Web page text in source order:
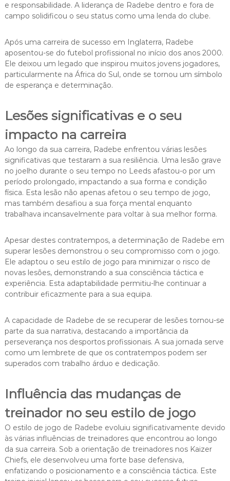
e responsabilidade. A liderança de Radebe dentro e fora de
campo solidificou o seu status como uma lenda do clube.
Após uma carreira de sucesso em Inglaterra, Radebe
aposentou-se do futebol profissional no início dos anos 2000.
Ele deixou um legado que inspirou muitos jovens jogadores,
particularmente na África do Sul, onde se tornou um símbolo
de esperança e determinação.
Lesões significativas e o seu
impacto na carreira
Ao longo da sua carreira, Radebe enfrentou várias lesões
significativas que testaram a sua resiliência. Uma lesão grave
no joelho durante o seu tempo no Leeds afastou-o por um
período prolongado, impactando a sua forma e condição
física. Esta lesão não apenas afetou o seu tempo de jogo,
mas também desafiou a sua força mental enquanto
trabalhava incansavelmente para voltar à sua melhor forma.
Apesar destes contratempos, a determinação de Radebe em
superar lesões demonstrou o seu compromisso com o jogo.
Ele adaptou o seu estilo de jogo para minimizar o risco de
novas lesões, demonstrando a sua consciência táctica e
experiência. Esta adaptabilidade permitiu-lhe continuar a
contribuir eficazmente para a sua equipa.
A capacidade de Radebe de se recuperar de lesões tornou-se
parte da sua narrativa, destacando a importância da
perseverança nos desportos profissionais. A sua jornada serve
como um lembrete de que os contratempos podem ser
superados com trabalho árduo e dedicação.
Influência das mudanças de
treinador no seu estilo de jogo
O estilo de jogo de Radebe evoluiu significativamente devido
às várias influências de treinadores que encontrou ao longo
da sua carreira. Sob a orientação de treinadores nos Kaizer
Chiefs, ele desenvolveu uma forte base defensiva,
enfatizando o posicionamento e a consciência táctica. Este